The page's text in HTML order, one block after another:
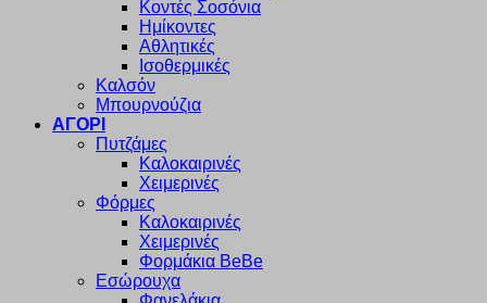
Κοντές Σοσόνια
Ημίκοντες
Αθλητικές
Ισοθερμικές
Καλσόν
Μπουρνούζια
ΑΓΟΡΙ
Πυτζάμες
Καλοκαιρινές
Χειμερινές
Φόρμες
Καλοκαιρινές
Χειμερινές
Φορμάκια BeBe
Εσώρουχα